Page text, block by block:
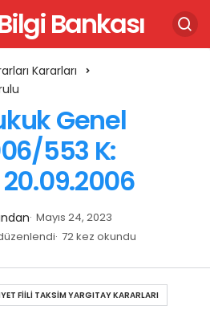
Bankası
Kararları
Genel
553 K:
Mayıs 24, 2023
72 kez okundu
FIILI TAKSIM YARGITAY KARARLARI